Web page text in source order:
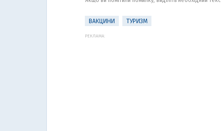
ВАКЦИНИ ТУРИЗМ
РЕКЛАМА: